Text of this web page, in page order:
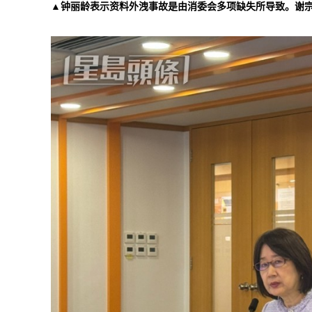
▲钟丽龄表示资料外洩事故是由消委会多项缺失所导致。谢